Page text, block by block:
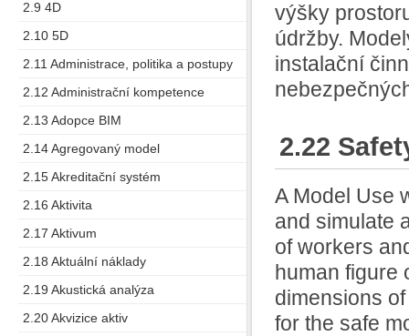
2.9 4D
2.10 5D
2.11 Administrace, politika a postupy
2.12 Administrační kompetence
2.13 Adopce BIM
2.14 Agregovaný model
2.15 Akreditační systém
2.16 Aktivita
2.17 Aktivum
2.18 Aktuální náklady
2.19 Akustická analýza
2.20 Akvizice aktiv
výšky
údržby.
instalační
2.22
A Model Use
and simulate
of workers
human figure
dimensions
for the safe